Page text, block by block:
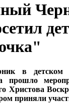
в детском
прошло
Христова
приняли